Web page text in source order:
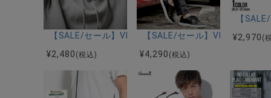
【SALE/セール】VICCI(ビッチ)プードルファーバケッ
¥2,480 (税込)
【SALE/セール】VICCI(ビッ
¥4,290 (税込)
【
¥2,970 (